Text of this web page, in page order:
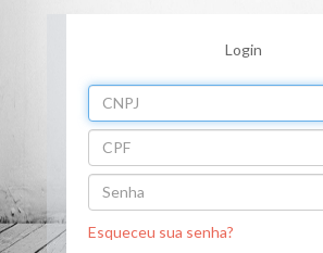
Login
Esqueceu sua senha?